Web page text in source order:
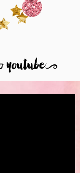
youtube9